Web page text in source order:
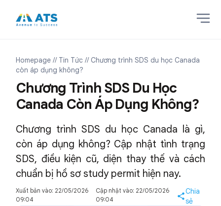
Homepage // Tin Tức // Chương trình SDS du học Canada
còn áp dụng không?
Chương Trình SDS Du Học
Canada Còn Áp Dụng Không?
Chương trình SDS du học Canada là gì,
còn áp dụng không? Cập nhật tình trạng
SDS, điều kiện cũ, diện thay thế và cách
chuẩn bị hồ sơ study permit hiện nay.
Xuất bản vào: 22/05/2026
09:04
Cập nhật vào: 22/05/2026
09:04
Chia
sẻ